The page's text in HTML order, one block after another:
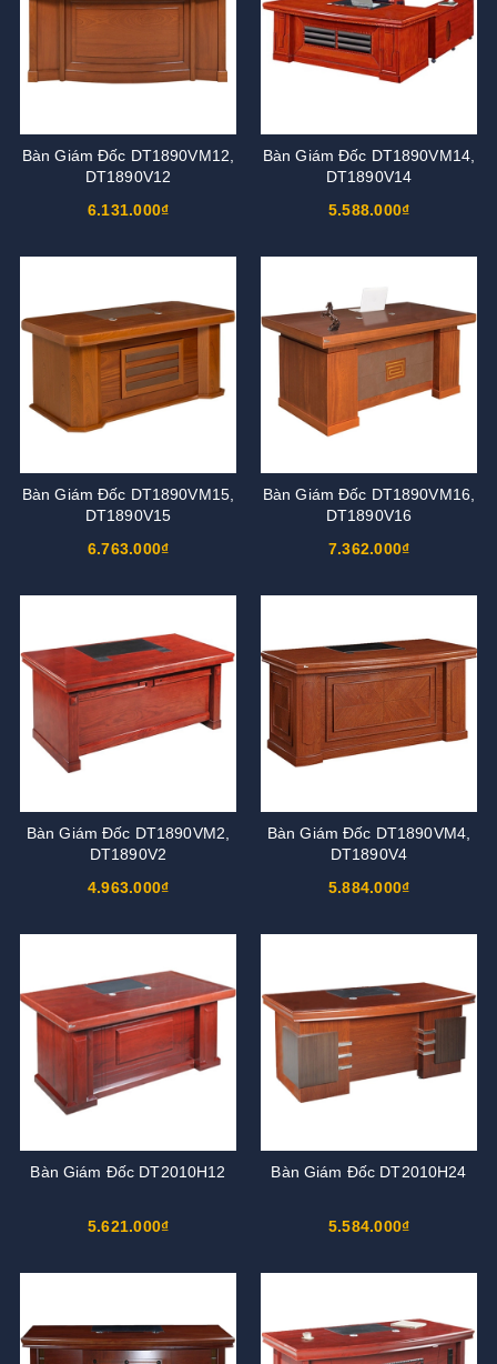
Bàn Giám Đốc DT1890VM12,
DT1890V12
6.131.000₫
Bàn Giám Đốc DT1890VM14,
DT1890V14
5.588.000₫
Bàn Giám Đốc DT1890VM15,
DT1890V15
6.763.000₫
Bàn Giám Đốc DT1890VM16,
DT1890V16
7.362.000₫
Bàn Giám Đốc DT1890VM2,
DT1890V2
4.963.000₫
Bàn Giám Đốc DT1890VM4,
DT1890V4
5.884.000₫
Bàn Giám Đốc DT2010H12
5.621.000₫
Bàn Giám Đốc DT2010H24
5.584.000₫